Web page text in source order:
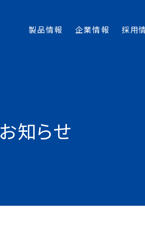
製品情報 企業情報 採用
お知らせ